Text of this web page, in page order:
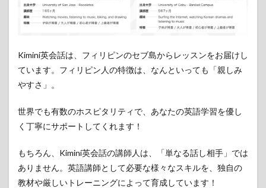
Kimini英会話は、フィリピンのセブ島からレッスンをお届けし
ています。フィリピン人の特徴は、なんといっても「親しみ
やすさ」。
世界でも有数のホスピタリティで、あなたの英語学習を優し
く丁寧にサポートしてくれます！
もちろん、Kimini英会話の講師人は、「単なる話し相手」では
ありません。英語講師として必要な様々なスキルを、独自の
教材や厳しいトレーニングによって育成しています！